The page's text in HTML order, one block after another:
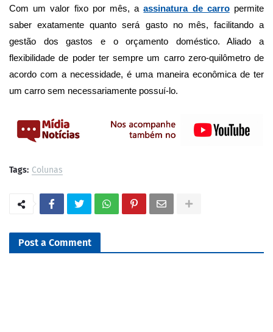
Com um valor fixo por mês, a assinatura de carropermite
saber exatamente quanto será gasto no mês, facilitando a
gestão dos gastos e o orçamento doméstico. Aliado a
flexibilidade de poder ter sempre um carro zero-quilômetro de
acordo com a necessidade, é uma maneira econômica de ter
um carro sem necessariamente possuí-lo.
Tags: Colunas
Post a Comment